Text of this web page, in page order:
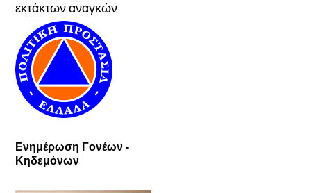
εκτάκτων αναγκών
Ενημέρωση Γονέων -
Κηδεμόνων